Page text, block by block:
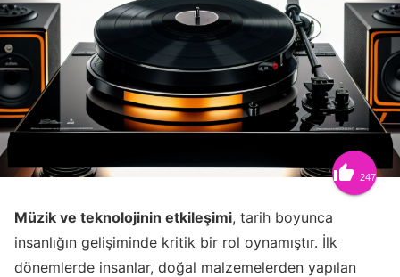
 247
Müzik ve teknolojinin etkileşimi, tarih boyunca
insanlığın gelişiminde kritik bir rol oynamıştır. İlk
dönemlerde insanlar, doğal malzemelerden yapılan